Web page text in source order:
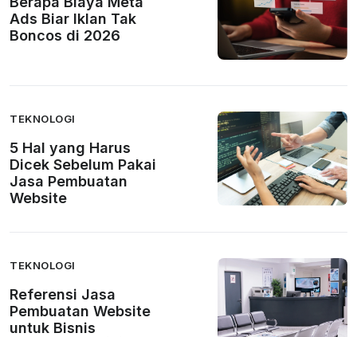
Ads Biar Iklan Tak
Boncos di 2026
TEKNOLOGI
5 Hal yang Harus
Dicek Sebelum Pakai
Jasa Pembuatan
Website
TEKNOLOGI
Referensi Jasa
Pembuatan Website
untuk Bisnis